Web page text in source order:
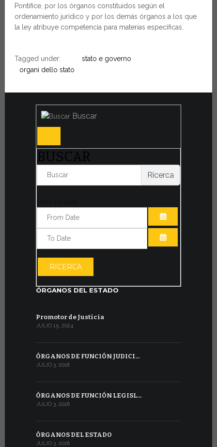
Pontífice, por los órganos constituidos según el
ordenamiento jurídico y por los demás órganos a los que
la ley atribuye competencia para materias específicas.
Tagged under:
stato e governo
organi dello stato
Buscar
BUSCAR
Ricerca
ABRIR EL
RICERCA
ÓRGANOS DEL ESTADO
Promotor de Justicia
JULIO 15, 2024
ÓRGANOS DE FUNCIÓN JUDICI…
JULIO 3, 2018
ÓRGANOS DE FUNCIÓN LEGISL…
JULIO 3, 2018
ÓRGANOS DEL ESTADO
JULIO 3, 2018